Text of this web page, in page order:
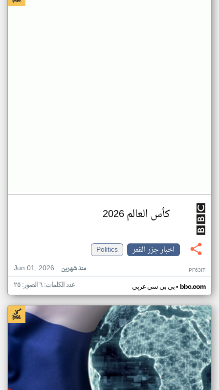
كأس العالم 2026
اخبار جزر القمر
Politics
Jun 01, 2026
منذ شهرين PF63IT
بي بي سي عربي• bbc.com عدد الكلمات: ٦ الصور: ٢٥